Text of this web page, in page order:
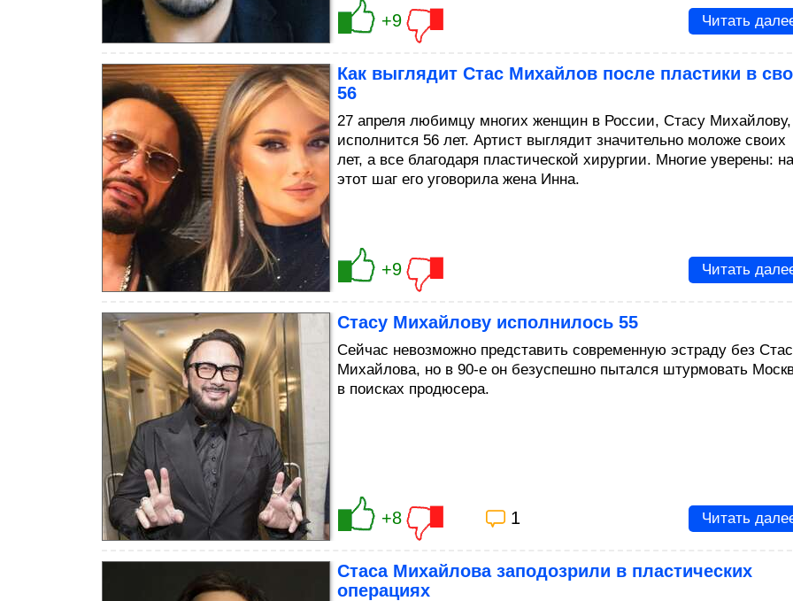
+9 Читать
Как выглядит Стас Михайлов после пластики в
56
27 апреля любимцу многих женщин в России, Стасу Михайлову,
исполнится 56 лет. Артист выглядит значительно моложе своих
лет, а все благодаря пластической хирургии. Многие уверены: на
этот шаг его уговорила жена Инна.
+9 Читать
Стасу Михайлову исполнилось 55
Сейчас невозможно представить современную эстраду без
Михайлова, но в 90-е он безуспешно пытался штурмовать
в поисках продюсера.
+8 1 Читать
Стаса Михайлова заподозрили в пластических
операциях